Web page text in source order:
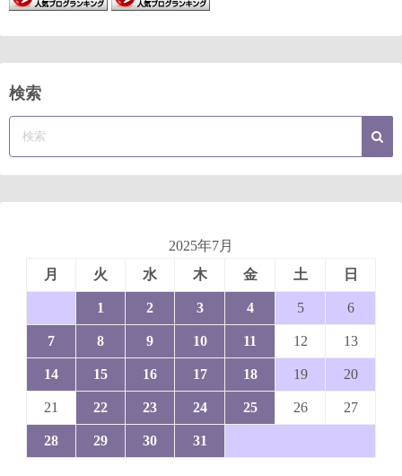
検索
2025年7月
月
火 水 木 金 土 日
1 2 3 4 5 6
7 8 9 10 11 12 13
14 15 16 17 18 19 20
21 22 23 24 25 26 27
28 29 30 31